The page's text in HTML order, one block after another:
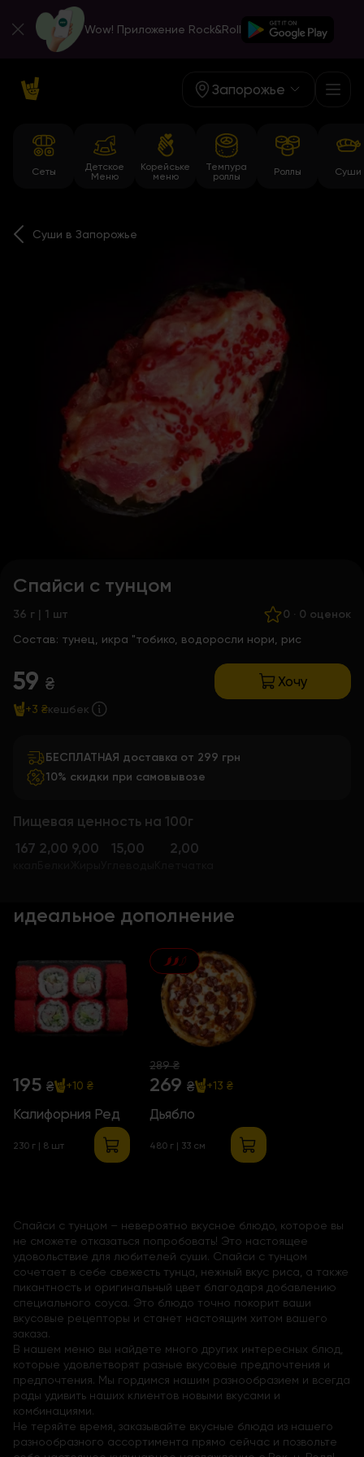
Wow! Приложение Rock&Roll
Запорожье
Сеты
Детское
Меню
Корейське
меню
Темпура
роллы
Роллы Суши
Суши в Запорожье
Спайси с тунцом
36 г | 1 шт 0 · 0 оценок
Состав: тунец, икра "тобико, водоросли нори, рис
59 ₴ Хочу
+3 ₴кешбек
БЕСПЛАТНАЯ доставка от 299 грн
10% скидки при самовывозе
Пищевая ценность на 100г
167 2,00 9,00 15,00 2,00
идеальное дополнение
195 ₴ +10 ₴
Калифорния Ред
230 г | 8 шт
289 ₴
269 ₴ +13 ₴
Дьябло
480 г | 33 см
Спайси с тунцом – невероятно вкусное блюдо, которое вы
не сможете отказаться попробовать! Это настоящее
удовольствие для любителей суши. Спайси с тунцом
сочетает в себе свежесть тунца, нежный вкус риса, а также
пикантность и оригинальный цвет благодаря добавлению
специального соуса. Это блюдо точно покорит ваши
вкусовые рецепторы и станет настоящим хитом вашего
заказа.
В нашем меню вы найдете много других интересных блюд,
которые удовлетворят разные вкусовые предпочтения и
предпочтения. Мы гордимся нашим разнообразием и всегда
рады удивить наших клиентов новыми вкусами и
комбинациями.
Не теряйте время, заказывайте вкусные блюда из нашего
разнообразного ассортимента прямо сейчас и позвольте